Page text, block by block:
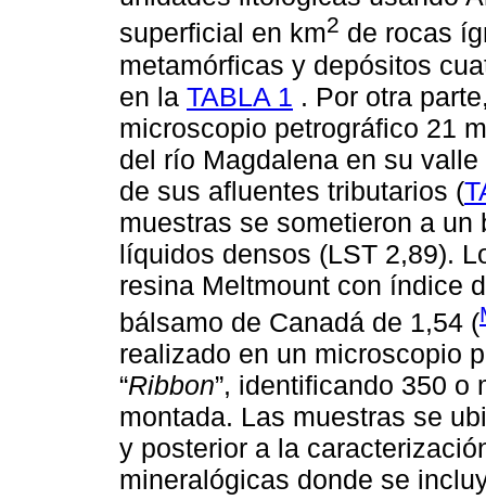
superficial en km2 de rocas
metamórficas y depósitos
en la TABLA 1 . Por otra
microscopio petrográfico 21
del río Magdalena en su
de sus afluentes tributarios (
muestras se sometieron a
líquidos densos (LST 2,89).
resina Meltmount con índice
bálsamo de Canadá de 1,54 (
realizado en un microscopio
“Ribbon”, identificando 350
montada. Las muestras se
y posterior a la
mineralógicas donde se